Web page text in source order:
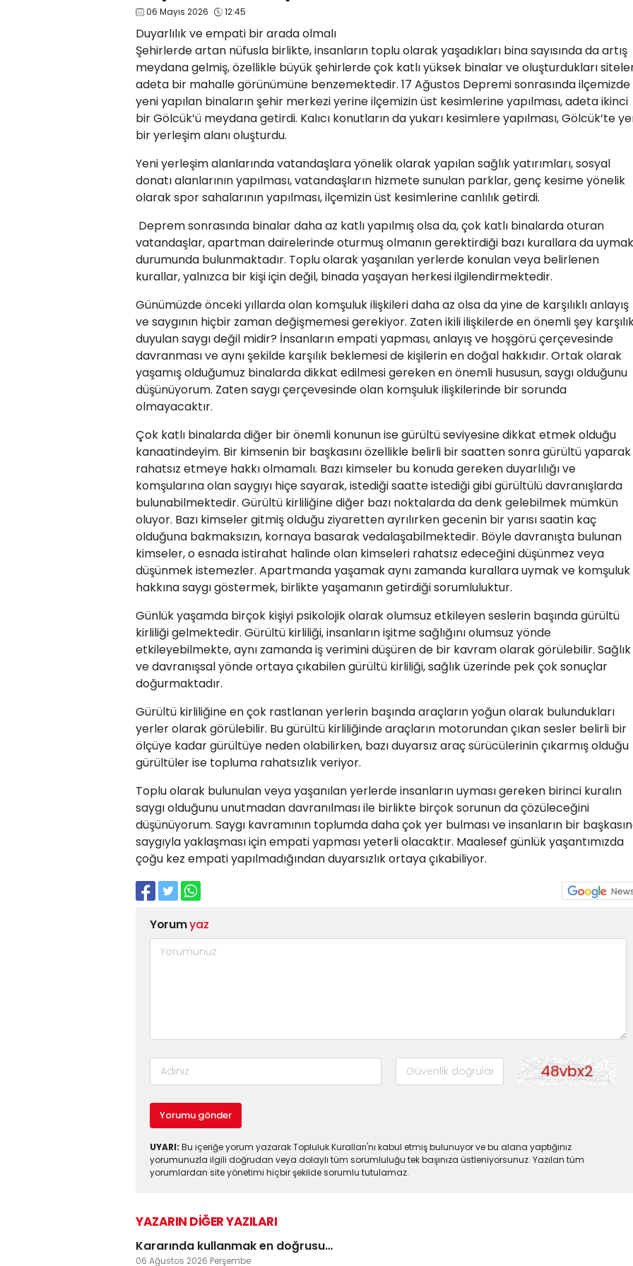
06 Mayıs 2026 12:45
Duyarlılık ve empati bir arada olmalı
Şehirlerde artan nüfusla birlikte, insanların toplu olarak yaşadıkları bina sayısında da artış
meydana gelmiş, özellikle büyük şehirlerde çok katlı yüksek binalar ve oluşturdukları
adeta bir mahalle görünümüne benzemektedir. 17 Ağustos Depremi sonrasında ilçemizde
yeni yapılan binaların şehir merkezi yerine ilçemizin üst kesimlerine yapılması, adeta ikinci
bir Gölcük’ü meydana getirdi. Kalıcı konutların da yukarı kesimlere yapılması, Gölcük’te
bir yerleşim alanı oluşturdu.
Yeni yerleşim alanlarında vatandaşlara yönelik olarak yapılan sağlık yatırımları, sosyal
donatı alanlarının yapılması, vatandaşların hizmete sunulan parklar, genç kesime yönelik
olarak spor sahalarının yapılması, ilçemizin üst kesimlerine canlılık getirdi.
Deprem sonrasında binalar daha az katlı yapılmış olsa da, çok katlı binalarda oturan
vatandaşlar, apartman dairelerinde oturmuş olmanın gerektirdiği bazı kurallara da uymak
durumunda bulunmaktadır. Toplu olarak yaşanılan yerlerde konulan veya belirlenen
kurallar, yalnızca bir kişi için değil, binada yaşayan herkesi ilgilendirmektedir.
Günümüzde önceki yıllarda olan komşuluk ilişkileri daha az olsa da yine de karşılıklı anlayış
ve saygının hiçbir zaman değişmemesi gerekiyor. Zaten ikili ilişkilerde en önemli şey
duyulan saygı değil midir? İnsanların empati yapması, anlayış ve hoşgörü çerçevesinde
davranması ve aynı şekilde karşılık beklemesi de kişilerin en doğal hakkıdır. Ortak olarak
yaşamış olduğumuz binalarda dikkat edilmesi gereken en önemli hususun, saygı olduğunu
düşünüyorum. Zaten saygı çerçevesinde olan komşuluk ilişkilerinde bir sorunda
olmayacaktır.
Çok katlı binalarda diğer bir önemli konunun ise gürültü seviyesine dikkat etmek olduğu
kanaatindeyim. Bir kimsenin bir başkasını özellikle belirli bir saatten sonra gürültü yaparak
rahatsız etmeye hakkı olmamalı. Bazı kimseler bu konuda gereken duyarlılığı ve
komşularına olan saygıyı hiçe sayarak, istediği saatte istediği gibi gürültülü davranışlarda
bulunabilmektedir. Gürültü kirliliğine diğer bazı noktalarda da denk gelebilmek mümkün
oluyor. Bazı kimseler gitmiş olduğu ziyaretten ayrılırken gecenin bir yarısı saatin kaç
olduğuna bakmaksızın, kornaya basarak vedalaşabilmektedir. Böyle davranışta bulunan
kimseler, o esnada istirahat halinde olan kimseleri rahatsız edeceğini düşünmez veya
düşünmek istemezler. Apartmanda yaşamak aynı zamanda kurallara uymak ve komşuluk
hakkına saygı göstermek, birlikte yaşamanın getirdiği sorumluluktur.
Günlük yaşamda birçok kişiyi psikolojik olarak olumsuz etkileyen seslerin başında gürültü
kirliliği gelmektedir. Gürültü kirliliği, insanların işitme sağlığını olumsuz yönde
etkileyebilmekte, aynı zamanda iş verimini düşüren de bir kavram olarak görülebilir. Sağlık
ve davranışsal yönde ortaya çıkabilen gürültü kirliliği, sağlık üzerinde pek çok sonuçlar
doğurmaktadır.
Gürültü kirliliğine en çok rastlanan yerlerin başında araçların yoğun olarak bulundukları
yerler olarak görülebilir. Bu gürültü kirliliğinde araçların motorundan çıkan sesler belirli bir
ölçüye kadar gürültüye neden olabilirken, bazı duyarsız araç sürücülerinin çıkarmış olduğu
gürültüler ise topluma rahatsızlık veriyor.
Toplu olarak bulunulan veya yaşanılan yerlerde insanların uyması gereken birinci kuralın
saygı olduğunu unutmadan davranılması ile birlikte birçok sorunun da çözüleceğini
düşünüyorum. Saygı kavramının toplumda daha çok yer bulması ve insanların bir
saygıyla yaklaşması için empati yapması yeterli olacaktır. Maalesef günlük yaşantımızda
çoğu kez empati yapılmadığından duyarsızlık ortaya çıkabiliyor.
Yorumyaz
Yorumu gönder
UYARI: Bu içeriğe yorum yazarak Topluluk Kuralları'nı kabul etmiş bulunuyor ve bu alana yaptığınız
yorumunuzla ilgili doğrudan veya dolaylı tüm sorumluluğu tek başınıza üstleniyorsunuz. Yazılan tüm
yorumlardan site yönetimi hiçbir şekilde sorumlu tutulamaz.
YAZARIN DİĞER YAZILARI
Kararında kullanmak en doğrusu…
06 Ağustos 2026 Perşembe